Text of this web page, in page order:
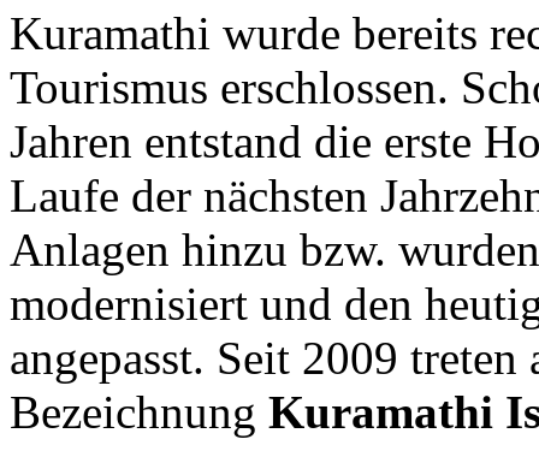
Kuramathi wurde bereits
Tourismus erschlossen.
Jahren entstand die erste
Laufe der nächsten
Anlagen hinzu bzw.
modernisiert und den
angepasst. Seit 2009
Bezeichnung Kuramathi